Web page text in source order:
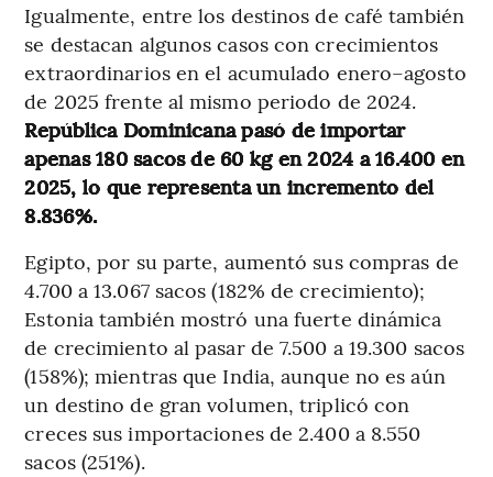
Igualmente, entre los destinos de café también
se destacan algunos casos con crecimientos
extraordinarios en el acumulado enero–agosto
de 2025 frente al mismo periodo de 2024.
República Dominicana pasó de importar
apenas 180 sacos de 60 kg en 2024 a 16.400 en
2025, lo que representa un incremento del
8.836%.
Egipto, por su parte, aumentó sus compras de
4.700 a 13.067 sacos (182% de crecimiento);
Estonia también mostró una fuerte dinámica
de crecimiento al pasar de 7.500 a 19.300 sacos
(158%); mientras que India, aunque no es aún
un destino de gran volumen, triplicó con
creces sus importaciones de 2.400 a 8.550
sacos (251%).